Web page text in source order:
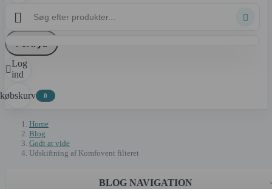
 

Log
ind
0
Home
Blog
Godt at vide
Udskiftning af Komfovent filteret
BLOG NAVIGATION